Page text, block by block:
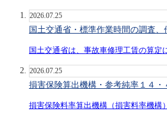
2026.07.25
国土交通省・標準作業時間の調査
国土交通省は、事故車修理工賃の算定
2026.07.25
損害保険算出機構・参考純率１４・
損害保険料率算出機構（損害料率機構